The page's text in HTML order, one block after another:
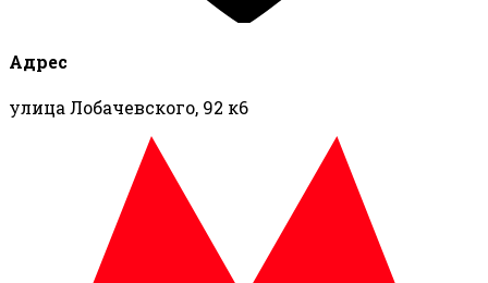
Адрес
улица Лобачевского, 92 к6